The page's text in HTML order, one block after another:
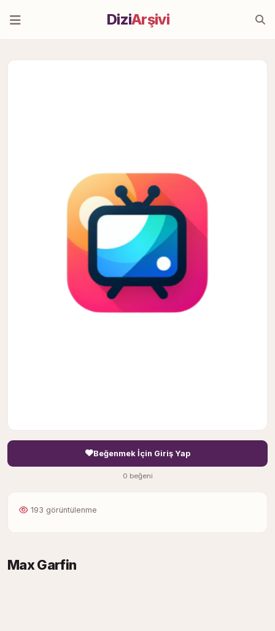
DiziArşivi
Beğenmek İçin Giriş Yap
0 beğeni
193 görüntülenme
Max Garfin